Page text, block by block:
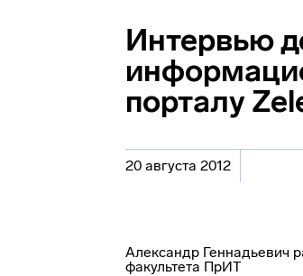
Интервью
порталу
20 августа 2012
Александр Геннадьевич
факультета ПрИТ